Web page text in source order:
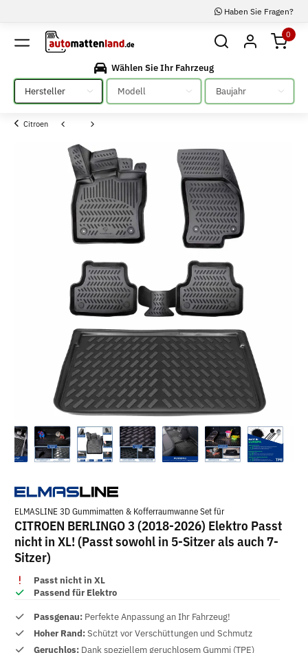
Haben Sie Fragen?
0
Wählen Sie Ihr Fahrzeug
Bitte auswählen
Bitte auswählen Bitte auswählen
Citroen
ELMASLINE 3D Gummimatten & Kofferraumwanne Set für
CITROEN BERLINGO 3 (2018-2026) Elektro Passt
nicht in XL! (Passt sowohl in 5-Sitzer als auch 7-
Sitzer)
Passt nicht in XL
Passend für Elektro
Passgenau: Perfekte Anpassung an Ihr Fahrzeug!
Hoher Rand:Schützt vor Verschüttungen und Schmutz
Geruchlos: Dank speziellem geruchlosem Gummi (TPE)